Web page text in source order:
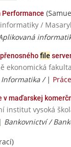
Performance
/
file
ekonomická
Informatika / |
maďarskej
institut vysoká
| Bankovnictví /